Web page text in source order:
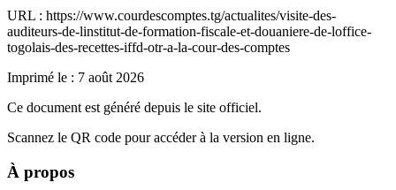
URL : https://www.courdescomptes.tg/actualites/visite-des-
auditeurs-de-linstitut-de-formation-fiscale-et-douaniere-de-loffice-
togolais-des-recettes-iffd-otr-a-la-cour-des-comptes
Imprimé le : 7 août 2026
Ce document est généré depuis le site officiel.
Scannez le QR code pour accéder à la version en ligne.
À propos